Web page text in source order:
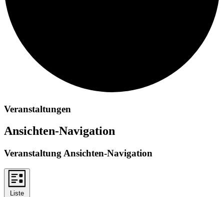
Veranstaltungen
Ansichten-Navigation
Veranstaltung Ansichten-Navigation
Liste